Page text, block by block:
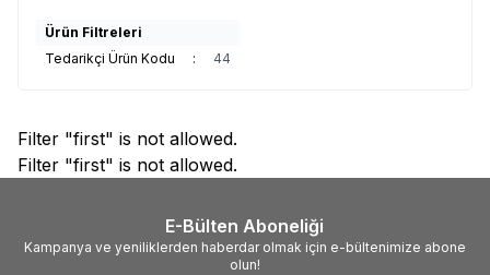
Ürün Filtreleri
Tedarikçi Ürün Kodu
: 44
Filter "first" is not allowed.
Filter "first" is not allowed.
E-Bülten Aboneliği
Kampanya ve yeniliklerden haberdar olmak için e-bültenimize abone
olun!